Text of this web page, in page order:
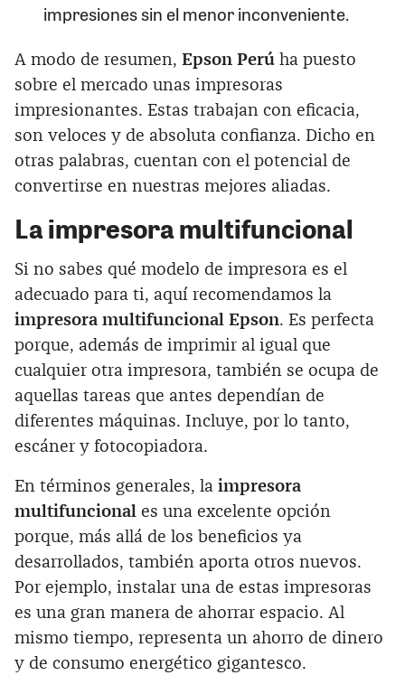
impresiones sin el menor inconveniente.
A modo de resumen, Epson Perú ha puesto
sobre el mercado unas impresoras
impresionantes. Estas trabajan con eficacia,
son veloces y de absoluta confianza. Dicho en
otras palabras, cuentan con el potencial de
convertirse en nuestras mejores aliadas.
Laimpresora multifuncional
Si no sabes qué modelo de impresora es el
adecuado para ti, aquí recomendamos la
impresora multifuncional Epson. Es perfecta
porque, además de imprimir al igual que
cualquier otra impresora, también se ocupa de
aquellas tareas que antes dependían de
diferentes máquinas. Incluye, por lo tanto,
escáner y fotocopiadora.
En términos generales, la impresora
multifuncional es una excelente opción
porque, más allá de los beneficios ya
desarrollados, también aporta otros nuevos.
Por ejemplo, instalar una de estas impresoras
es una gran manera de ahorrar espacio. Al
mismo tiempo, representa un ahorro de dinero
y de consumo energético gigantesco.